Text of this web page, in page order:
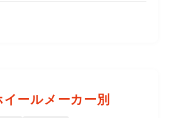
ールメーカー別